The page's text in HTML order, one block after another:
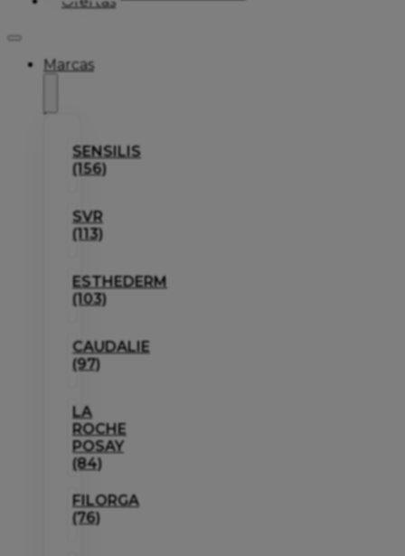
Marcas
SENSILIS
(156)
SVR
(113)
ESTHEDERM
(103)
CAUDALIE
(97)
LA
ROCHE
POSAY
(84)
FILORGA
(76)